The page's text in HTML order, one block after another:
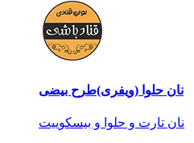
نان حلوا (ویفری)طرح بیضی
نان تارت و حلوا و بیسکوییت